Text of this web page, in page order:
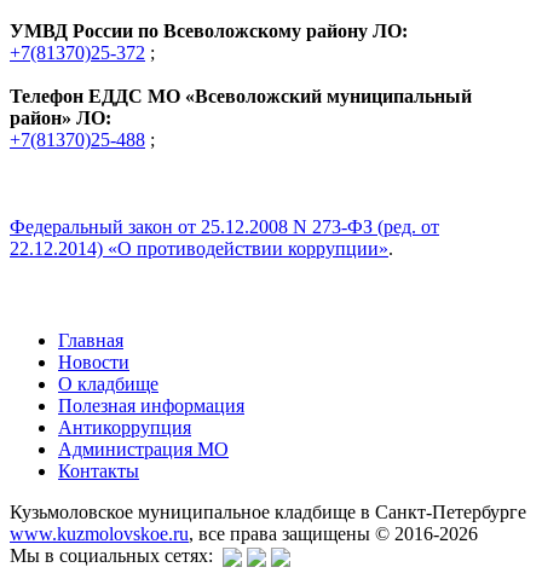
УМВД России по Всеволожскому району ЛО:
+7(81370)25-372 ;
Телефон ЕДДС МО «Всеволожский муниципальный
район» ЛО:
+7(81370)25-488 ;
Федеральный закон от 25.12.2008 N 273-ФЗ (ред. от
22.12.2014) «О противодействии коррупции».
Главная
Новости
О кладбище
Полезная информация
Антикоррупция
Администрация МО
Контакты
Кузьмоловское муниципальное кладбище в Санкт-Петербурге
www.kuzmolovskoe.ru, все права защищены © 2016-2026
Мы в социальных сетях: